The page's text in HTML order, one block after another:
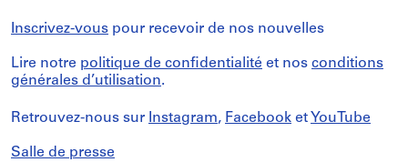
Inscrivez-vous pour recevoir de nos nouvelles
Lire notre politique de confidentialité et nos conditions
générales d’utilisation.
Retrouvez-nous sur Instagram, Facebook et YouTube
Salle de presse